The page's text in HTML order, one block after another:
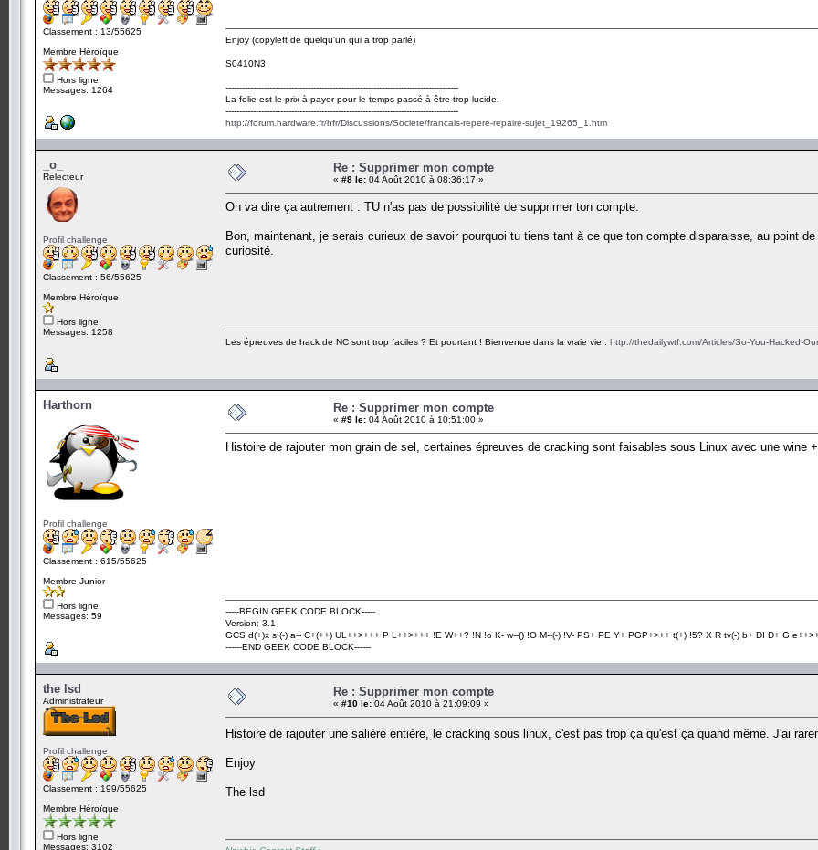
Classement : 13/55625
Membre Héroïque
Hors ligne
Messages: 1264
Enjoy (copyleft de quelqu'un qui a trop parlé)
S0410N3
-------------------------------------------------------------------------------------
La folie est le prix à payer pour le temps passé à être trop lucide.
-------------------------------------------------------------------------------------
http://forum.hardware.fr/hfr/Discussions/Societe/francais-repere-repaire-sujet_19265_1.htm
_o_
Relecteur
Profil challenge
Classement : 56/55625
Membre Héroïque
Hors ligne
Messages: 1258
Re : Supprimer mon compte
« #8 le: 04 Août 2010 à 08:36:17 »
On va dire ça autrement : TU n'as pas de possibilité de supprimer ton compte.
Bon, maintenant, je serais curieux de savoir pourquoi tu tiens tant à ce que ton compte disparaisse, au point
curiosité.
Les épreuves de hack de NC sont trop faciles ? Et pourtant ! Bienvenue dans la vraie vie : http://thedailywtf.com/Articles/So-You-Hacked-
Harthorn
Profil challenge
Classement : 615/55625
Membre Junior
Hors ligne
Messages: 59
Re : Supprimer mon compte
« #9 le: 04 Août 2010 à 10:51:00 »
Histoire de rajouter mon grain de sel, certaines épreuves de cracking sont faisables sous Linux avec une wine
-----BEGIN GEEK CODE BLOCK-----
Version: 3.1
GCS d(+)x s:(-) a-- C+(++) UL++>+++ P L++>+++ !E W++? !N !o K- w--() !O M--(-) !V- PS+ PE Y+ PGP+>++ t(+) !5? X R tv(-) b+ DI D+ G
------END GEEK CODE BLOCK------
the lsd
Administrateur
Profil challenge
Classement : 199/55625
Membre Héroïque
Hors ligne
Messages: 3102
Re : Supprimer mon compte
« #10 le: 04 Août 2010 à 21:09:09 »
Histoire de rajouter une salière entière, le cracking sous linux, c'est pas trop ça qu'est ça quand même. J'ai
Enjoy
The lsd